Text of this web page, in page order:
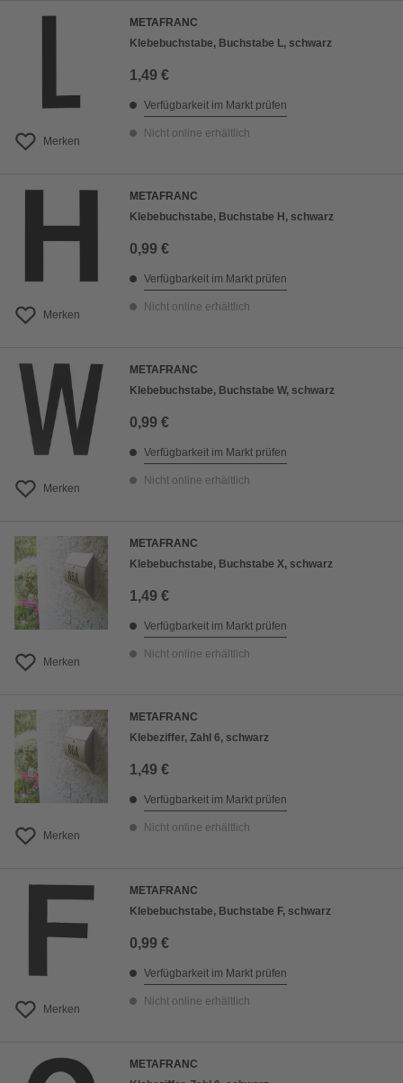
Merken
METAFRANC
Klebebuchstabe, Buchstabe L, schwarz
1,49 €
Verfügbarkeit im Markt prüfen
Nicht online erhältlich
Merken
METAFRANC
Klebebuchstabe, Buchstabe H, schwarz
0,99 €
Verfügbarkeit im Markt prüfen
Nicht online erhältlich
Merken
METAFRANC
Klebebuchstabe, Buchstabe W, schwarz
0,99 €
Verfügbarkeit im Markt prüfen
Nicht online erhältlich
Merken
METAFRANC
Klebebuchstabe, Buchstabe X, schwarz
1,49 €
Verfügbarkeit im Markt prüfen
Nicht online erhältlich
Merken
METAFRANC
Klebeziffer, Zahl 6, schwarz
1,49 €
Verfügbarkeit im Markt prüfen
Nicht online erhältlich
Merken
METAFRANC
Klebebuchstabe, Buchstabe F, schwarz
0,99 €
Verfügbarkeit im Markt prüfen
Nicht online erhältlich
METAFRANC